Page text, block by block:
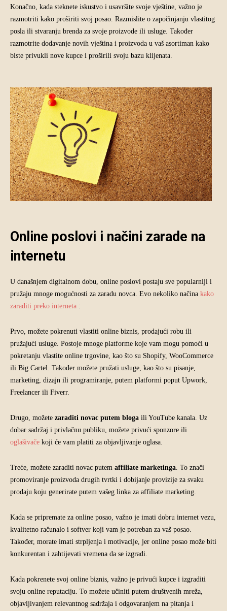
Konačno, kada steknete iskustvo i usavršite svoje vještine, važno je
razmotriti kako proširiti svoj posao. Razmislite o započinjanju vlastitog
posla ili stvaranju brenda za svoje proizvode ili usluge. Također
razmotrite dodavanje novih vještina i proizvoda u vaš asortiman kako
biste privukli nove kupce i proširili svoju bazu klijenata.
Online poslovi i načini zarade na
internetu
U današnjem digitalnom dobu, online poslovi postaju sve popularniji i
pružaju mnoge mogućnosti za zaradu novca. Evo nekoliko načina kako
zaraditi preko interneta :
Prvo, možete pokrenuti vlastiti online biznis, prodajući robu ili
pružajući usluge. Postoje mnoge platforme koje vam mogu pomoći u
pokretanju vlastite online trgovine, kao što su Shopify, WooCommerce
ili Big Cartel. Također možete pružati usluge, kao što su pisanje,
marketing, dizajn ili programiranje, putem platformi poput Upwork,
Freelancer ili Fiverr.
Drugo, možete zaraditi novac putem bloga ili YouTube kanala. Uz
dobar sadržaj i privlačnu publiku, možete privući sponzore ili
oglašivače koji će vam platiti za objavljivanje oglasa.
Treće, možete zaraditi novac putem affiliate marketinga . To znači
promoviranje proizvoda drugih tvrtki i dobijanje provizije za svaku
prodaju koju generirate putem vašeg linka za affiliate marketing.
Kada se pripremate za online posao, važno je imati dobru internet vezu,
kvalitetno računalo i softver koji vam je potreban za vaš posao.
Također, morate imati strpljenja i motivacije, jer online posao može biti
konkurentan i zahtijevati vremena da se izgradi.
Kada pokrenete svoj online biznis, važno je privući kupce i izgraditi
svoju online reputaciju. To možete učiniti putem društvenih mreža,
objavljivanjem relevantnog sadržaja i odgovaranjem na pitanja i